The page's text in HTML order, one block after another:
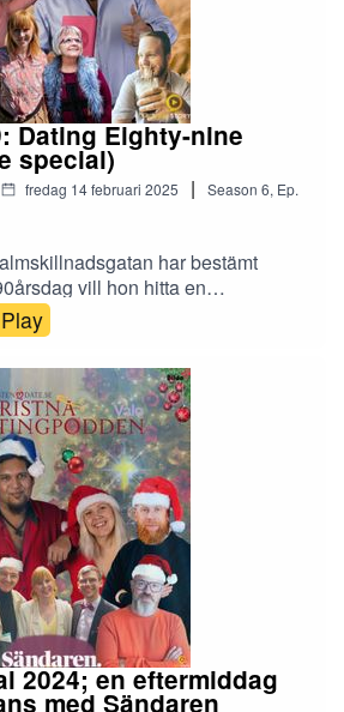
Dating Eighty-nine
special)
fredag 14 februari 2025 | Season 6, Ep.
har bestämt
vill hon hitta en
Dejtignpodden beger sig hem till
vad Elise letar efter i en
Play
2024; en eftermiddag
med Sändaren